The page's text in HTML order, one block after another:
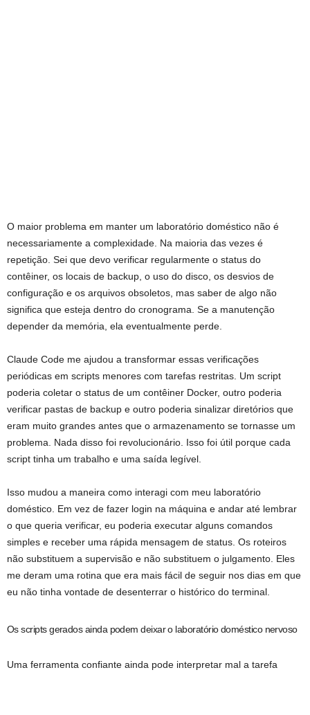
O maior problema em manter um laboratório doméstico não é
necessariamente a complexidade. Na maioria das vezes é
repetição. Sei que devo verificar regularmente o status do
contêiner, os locais de backup, o uso do disco, os desvios de
configuração e os arquivos obsoletos, mas saber de algo não
significa que esteja dentro do cronograma. Se a manutenção
depender da memória, ela eventualmente perde.
Claude Code me ajudou a transformar essas verificações
periódicas em scripts menores com tarefas restritas. Um script
poderia coletar o status de um contêiner Docker, outro poderia
verificar pastas de backup e outro poderia sinalizar diretórios que
eram muito grandes antes que o armazenamento se tornasse um
problema. Nada disso foi revolucionário. Isso foi útil porque cada
script tinha um trabalho e uma saída legível.
Isso mudou a maneira como interagi com meu laboratório
doméstico. Em vez de fazer login na máquina e andar até lembrar
o que queria verificar, eu poderia executar alguns comandos
simples e receber uma rápida mensagem de status. Os roteiros
não substituem a supervisão e não substituem o julgamento. Eles
me deram uma rotina que era mais fácil de seguir nos dias em que
eu não tinha vontade de desenterrar o histórico do terminal.
Os scripts gerados ainda podem deixar o laboratório doméstico nervoso
Uma ferramenta confiante ainda pode interpretar mal a tarefa